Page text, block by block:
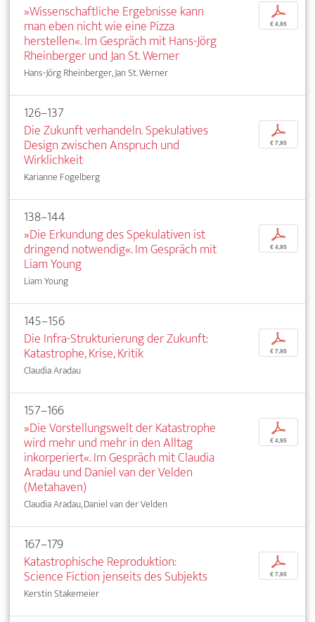
»Wissenschaftliche Ergebnisse kann
man eben nicht wie eine Pizza
herstellen«. Im Gespräch mit Hans-Jörg
Rheinberger und Jan St. Werner
Hans-Jörg Rheinberger, Jan St. Werner
p
€ 4,95
126–137
Die Zukunft verhandeln. Spekulatives
Design zwischen Anspruch und
Wirklichkeit
Karianne Fogelberg
p
€ 7,95
138–144
»Die Erkundung des Spekulativen ist
dringend notwendig«. Im Gespräch mit
Liam Young
Liam Young
p
€ 4,95
145–156
Die Infra-Strukturierung der Zukunft:
Katastrophe, Krise, Kritik
Claudia Aradau
p
€ 7,95
157–166
»Die Vorstellungswelt der Katastrophe
wird mehr und mehr in den Alltag
inkorperiert«. Im Gespräch mit Claudia
Aradau und Daniel van der Velden
(Metahaven)
Claudia Aradau, Daniel van der Velden
p
€ 4,95
167–179
Katastrophische Reproduktion:
Science Fiction jenseits des Subjekts
Kerstin Stakemeier
p
€ 7,95